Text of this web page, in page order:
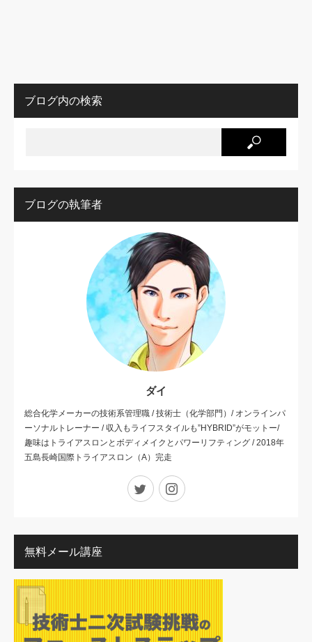
ブログ内の検索
ブログの執筆者
ダイ
総合化学メーカーの技術系管理職 / 技術士（化学部門）/ オンラインパ
ーソナルトレーナー / 収入もライフスタイルも”HYBRID”がモットー/
趣味はトライアスロンとボディメイクとパワーリフティング / 2018年
五島長崎国際トライアスロン（A）完走
Twitter Instagram
無料メール講座